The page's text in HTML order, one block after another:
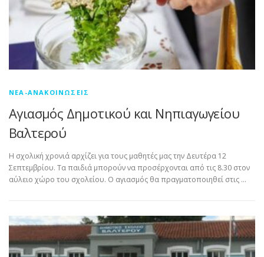
ΝΈΑ-ΑΝΑΚΟΙΝΏΣΕΙΣ
Αγιασμός Δημοτικού και Νηπιαγωγείου
Βαλτερού
Η σχολική χρονιά αρχίζει για τους μαθητές μας την Δευτέρα 12
Σεπτεμβρίου. Τα παιδιά μπορούν να προσέρχονται από τις 8.30 στον
αύλειο χώρο του σχολείου. Ο αγιασμός θα πραγματοποιηθεί στις …